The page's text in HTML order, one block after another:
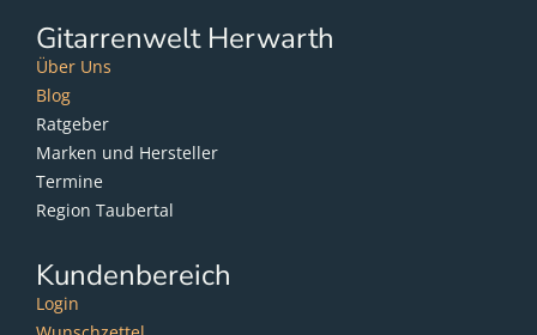
Gitarrenwelt Herwarth
Über Uns
Blog
Ratgeber
Marken und Hersteller
Termine
Region Taubertal
Kundenbereich
Login